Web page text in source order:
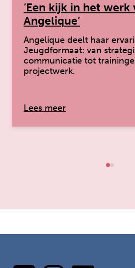
‘Een kijk in het werk
Angelique’
Angelique deelt haar
Jeugdformaat: van
communicatie tot
projectwerk.
Lees meerover: ‘Een kijk